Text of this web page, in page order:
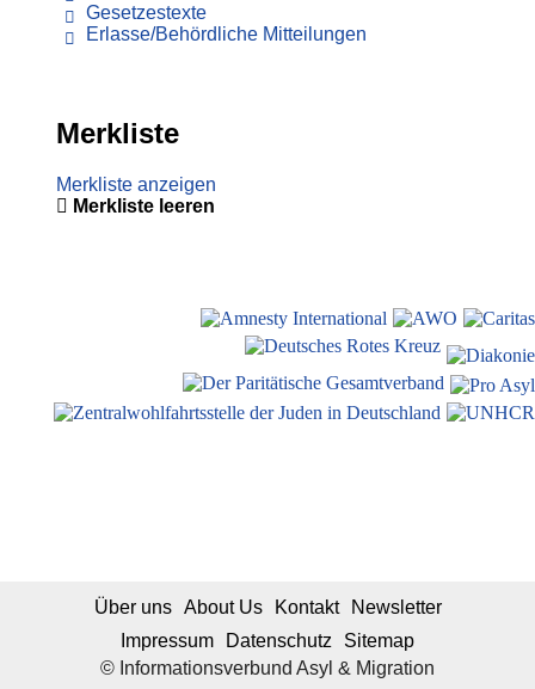
Gesetzestexte
Erlasse/Behördliche Mitteilungen
Merkliste
Merkliste anzeigen
Merkliste leeren
© Informationsverbund Asyl & Migration
Über uns About Us Kontakt
Newsletter
Impressum
Datenschutz Sitemap